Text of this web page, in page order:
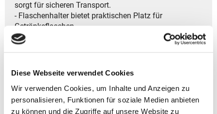
Diese Webseite verwendet Cookies
Wir verwenden Cookies, um Inhalte und Anzeigen zu
personalisieren, Funktionen für soziale Medien anbieten
zu können und die Zugriffe auf unsere Website zu
sorgt für sicheren Transport.
- Flaschenhalter bietet praktischen Platz für
Getränkeflaschen.
- Rückseitiges Reißverschlussfach für zusätzlichen
Stauraum.
Schultergurt für schnellen Zugriff.
dem Koffer.
- Tragegriff auf der Rückseite für flexibles Handling.
- Gepolsterter Rücken sorgt für angenehmen